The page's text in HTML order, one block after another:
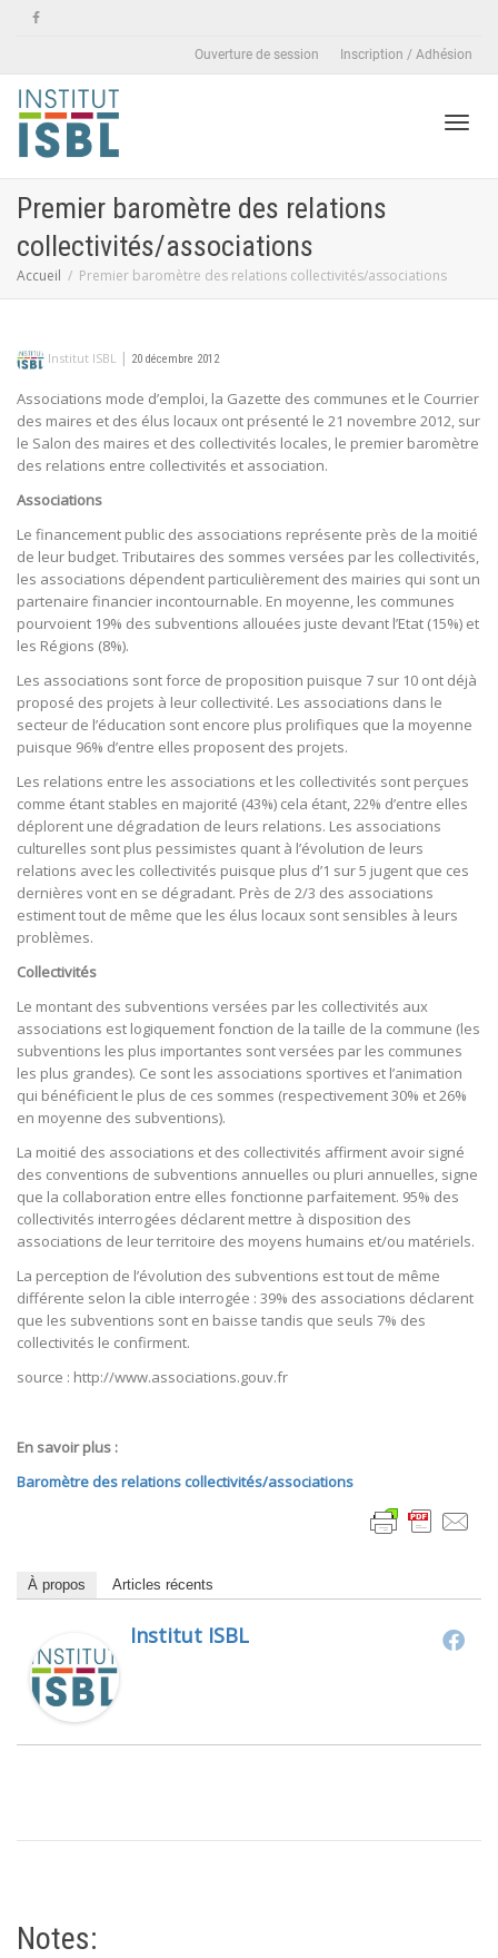
Ouverture de session Inscription / Adhésion
Premier baromètre des relations
collectivités/associations
Accueil Premier baromètre des relations collectivités/associations
Institut ISBL | 20 décembre 2012
Associations mode d’emploi, la Gazette des communes et le Courrier
des maires et des élus locaux ont présenté le 21 novembre 2012, sur
le Salon des maires et des collectivités locales, le premier baromètre
des relations entre collectivités et association.
Associations
Le financement public des associations représente près de la moitié
de leur budget. Tributaires des sommes versées par les collectivités,
les associations dépendent particulièrement des mairies qui sont un
partenaire financier incontournable. En moyenne, les communes
pourvoient 19% des subventions allouées juste devant l’Etat (15%) et
les Régions (8%).
Les associations sont force de proposition puisque 7 sur 10 ont déjà
proposé des projets à leur collectivité. Les associations dans le
secteur de l’éducation sont encore plus prolifiques que la moyenne
puisque 96% d’entre elles proposent des projets.
Les relations entre les associations et les collectivités sont perçues
comme étant stables en majorité (43%) cela étant, 22% d’entre elles
déplorent une dégradation de leurs relations. Les associations
culturelles sont plus pessimistes quant à l’évolution de leurs
relations avec les collectivités puisque plus d’1 sur 5 jugent que ces
dernières vont en se dégradant. Près de 2/3 des associations
estiment tout de même que les élus locaux sont sensibles à leurs
problèmes.
Collectivités
Le montant des subventions versées par les collectivités aux
associations est logiquement fonction de la taille de la commune (les
subventions les plus importantes sont versées par les communes
les plus grandes). Ce sont les associations sportives et l’animation
qui bénéficient le plus de ces sommes (respectivement 30% et 26%
en moyenne des subventions).
La moitié des associations et des collectivités affirment avoir signé
des conventions de subventions annuelles ou pluri annuelles, signe
que la collaboration entre elles fonctionne parfaitement. 95% des
collectivités interrogées déclarent mettre à disposition des
associations de leur territoire des moyens humains et/ou matériels.
La perception de l’évolution des subventions est tout de même
différente selon la cible interrogée : 39% des associations déclarent
que les subventions sont en baisse tandis que seuls 7% des
collectivités le confirment.
source : http://www.associations.gouv.fr
En savoir plus :
Baromètre des relations collectivités/associations
À propos Articles récents
Institut ISBL
Notes: